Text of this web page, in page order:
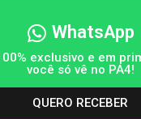
WhatsApp
exclusivo e em
você só vê no PA4!
QUERO RECEBER